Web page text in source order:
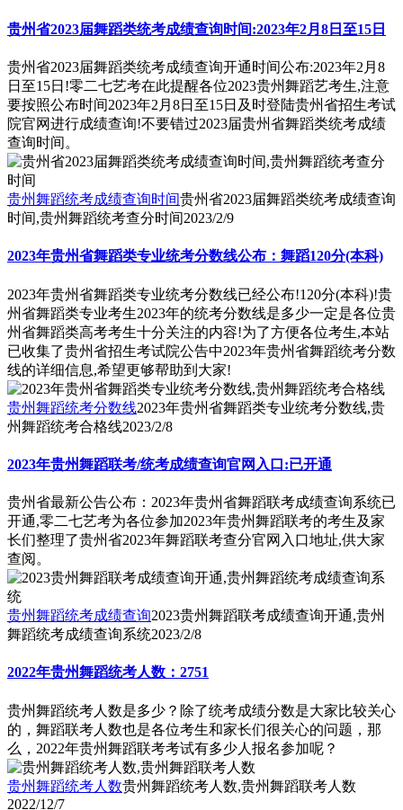
贵州省2023届舞蹈类统考成绩查询时间:2023年2月8日至15日
贵州省2023届舞蹈类统考成绩查询开通时间公布:2023年2月8
日至15日!零二七艺考在此提醒各位2023贵州舞蹈艺考生,注意
要按照公布时间2023年2月8日至15日及时登陆贵州省招生考试
院官网进行成绩查询!不要错过2023届贵州省舞蹈类统考成绩
查询时间。
贵州舞蹈统考成绩查询时间贵州省2023届舞蹈类统考成绩查询
时间,贵州舞蹈统考查分时间2023/2/9
2023年贵州省舞蹈类专业统考分数线公布：舞蹈120分(本科)
2023年贵州省舞蹈类专业统考分数线已经公布!120分(本科)!贵
州省舞蹈类专业考生2023年的统考分数线是多少一定是各位贵
州省舞蹈类高考考生十分关注的内容!为了方便各位考生,本站
已收集了贵州省招生考试院公告中2023年贵州省舞蹈统考分数
线的详细信息,希望更够帮助到大家!
贵州舞蹈统考分数线2023年贵州省舞蹈类专业统考分数线,贵
州舞蹈统考合格线2023/2/8
2023年贵州舞蹈联考/统考成绩查询官网入口:已开通
贵州省最新公告公布：2023年贵州省舞蹈联考成绩查询系统已
开通,零二七艺考为各位参加2023年贵州舞蹈联考的考生及家
长们整理了贵州省2023年舞蹈联考查分官网入口地址,供大家
查阅。
贵州舞蹈统考成绩查询2023贵州舞蹈联考成绩查询开通,贵州
舞蹈统考成绩查询系统2023/2/8
2022年贵州舞蹈统考人数：2751
贵州舞蹈统考人数是多少？除了统考成绩分数是大家比较关心
的，舞蹈联考人数也是各位考生和家长们很关心的问题，那
么，2022年贵州舞蹈联考考试有多少人报名参加呢？
贵州舞蹈统考人数贵州舞蹈统考人数,贵州舞蹈联考人数
2022/12/7